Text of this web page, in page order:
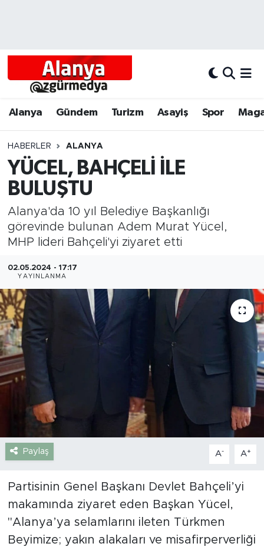
Alanya Gündem Turizm Asayiş Spor
HABERLER ALANYA
YÜCEL, BAHÇELİ İLE
BULUŞTU
Alanya'da 10 yıl Belediye Başkanlığı
görevinde bulunan Adem Murat Yücel,
MHP lideri Bahçeli'yi ziyaret etti
02.05.2024 - 17:17
YAYINLANMA
Paylaş A- A+
Partisinin Genel Başkanı Devlet Bahçeli’yi
makamında ziyaret eden Başkan Yücel,
"Alanya’ya selamlarını ileten Türkmen
Beyimize; yakın alakaları ve misafirperverliği
Alanyum
Bölgesel
Dünya
Eğitim
Güncel
Gündem
İnşaat-Emlak
Kültür-Sanat
Sağlık
Turizm
Alanya Hava Durumu
Tüm Manşetler
Son Dakika Haberleri
Haber Arşivi